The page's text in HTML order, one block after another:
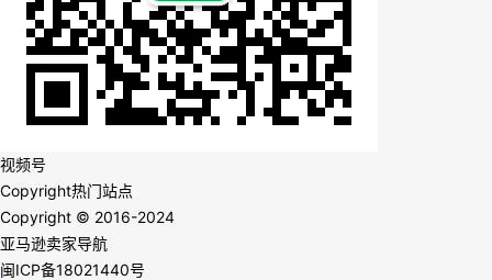
视频号
Copyright热门站点
Copyright © 2016-2024
亚马逊卖家导航
闽ICP备18021440号